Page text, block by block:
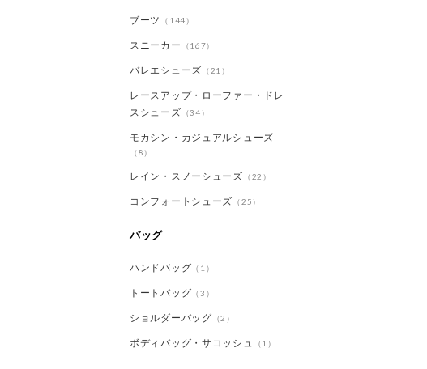
ブーツ （144）
スニーカー （167）
バレエシューズ （21）
レースアップ・ローファー・ドレ
スシューズ （34）
モカシン・カジュアルシューズ
（8）
レイン・スノーシューズ （22）
コンフォートシューズ （25）
バッグ
ハンドバッグ （1）
トートバッグ （3）
ショルダーバッグ （2）
ボディバッグ・サコッシュ （1）